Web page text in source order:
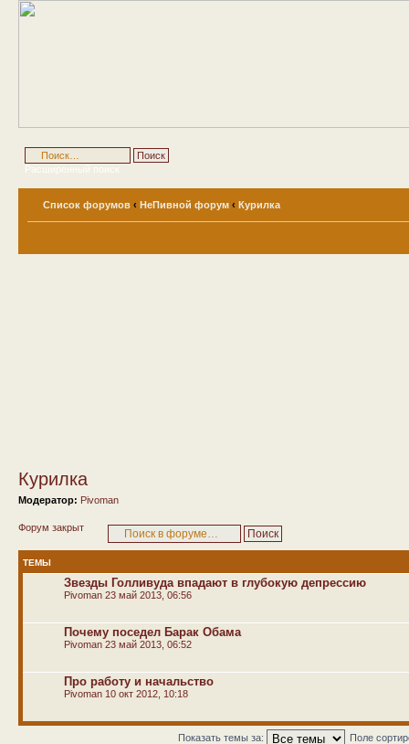
Расширенный поиск
Список форумов ‹ НеПивной форум ‹ Курилка
Курилка
Модератор: Pivoman
Форум закрыт
ТЕМЫ
Звезды Голливуда впадают в глубокую депрессию
Pivoman 23 май 2013, 06:56
Почему поседел Барак Обама
Pivoman 23 май 2013, 06:52
Про работу и начальство
Pivoman 10 окт 2012, 10:18
Показать темы за: Поле